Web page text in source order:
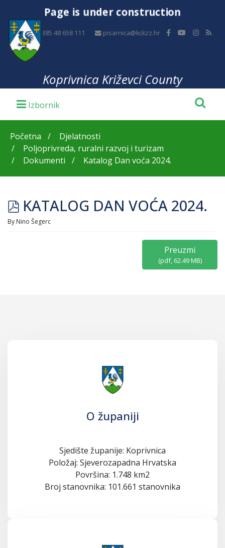
Page is under construction
+385 48 658 111 pisarnica@kckzz.hr
Koprivnica Križevci County
Početna
Djelatnosti
Poljoprivreda, ruralni razvoj i turizam
Dokumenti
Katalog Dan voća 2024.
pdf
KATALOG DAN VOĆA 2024.
By Nino Šegerc
Preuzmi
(pdf, 62.49 MB)
O županiji
Sjedište županije: Koprivnica
Položaj: Sjeverozapadna Hrvatska
Površina: 1.748 km2
Broj stanovnika: 101.661 stanovnika